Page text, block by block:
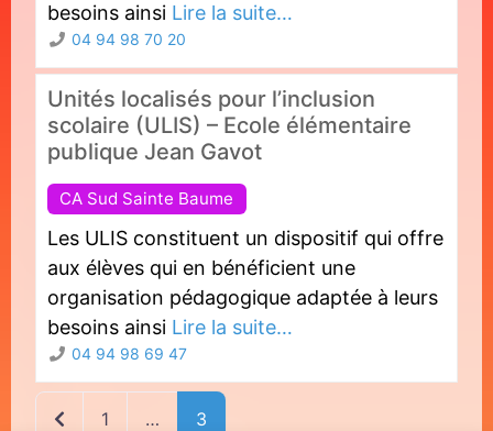
besoins ainsi Lire la suite…
04 94 98 70 20
Unités localisés pour l’inclusion
scolaire (ULIS) – Ecole élémentaire
publique Jean Gavot
CA Sud Sainte Baume
Les ULIS constituent un dispositif qui offre
aux élèves qui en bénéficient une
organisation pédagogique adaptée à leurs
besoins ainsi Lire la suite…
04 94 98 69 47
Newer posts
1 … 3